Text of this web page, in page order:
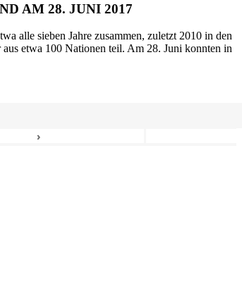
AM 28. JUNI 2017
alle sieben Jahre zusammen, zuletzt 2010 in den
etwa 100 Nationen teil. Am 28. Juni konnten in
›